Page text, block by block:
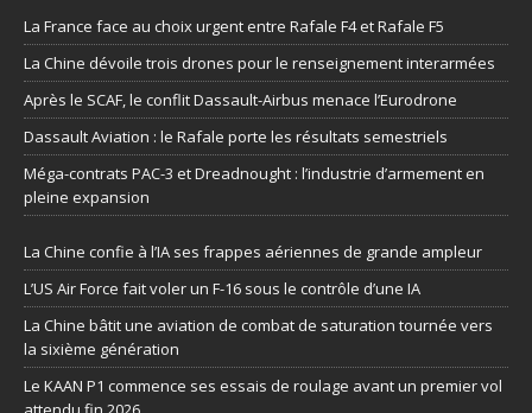
La France face au choix urgent entre Rafale F4 et Rafale F5
La Chine dévoile trois drones pour le renseignement interarmées
Après le SCAF, le conflit Dassault-Airbus menace l’Eurodrone
Dassault Aviation : le Rafale porte les résultats semestriels
Méga-contrats PAC-3 et Dreadnought : l’industrie d’armement en
pleine expansion
La Chine confie à l’IA ses frappes aériennes de grande ampleur
L’US Air Force fait voler un F-16 sous le contrôle d’une IA
La Chine bâtit une aviation de combat de saturation tournée vers
la sixième génération
Le KAAN P1 commence ses essais de roulage avant un premier vol